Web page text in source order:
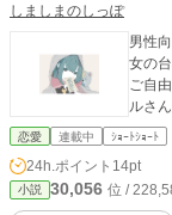
しましまのしっぽ
男性
女の
ご自
ルさ
恋愛 連載中 ｼｮｰﾄｼｮｰﾄ
24h.ポイント 14pt
小説 30,056 位 /